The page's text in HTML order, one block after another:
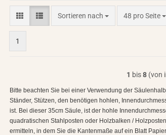
Sortieren nach
Sortieren nach 48 pro Seite
pro Seite
1
1 bis8 (von
Bitte beachten Sie bei einer Verwendung der
Ständer, Stützen, den benötigen hohlen,
ist. Bei dieser 35cm Säule, ist der hohle
quadratischen Stahlposten oder Holzbalken /
ermitteln, in dem Sie die Kantenmaße auf ein Blatt